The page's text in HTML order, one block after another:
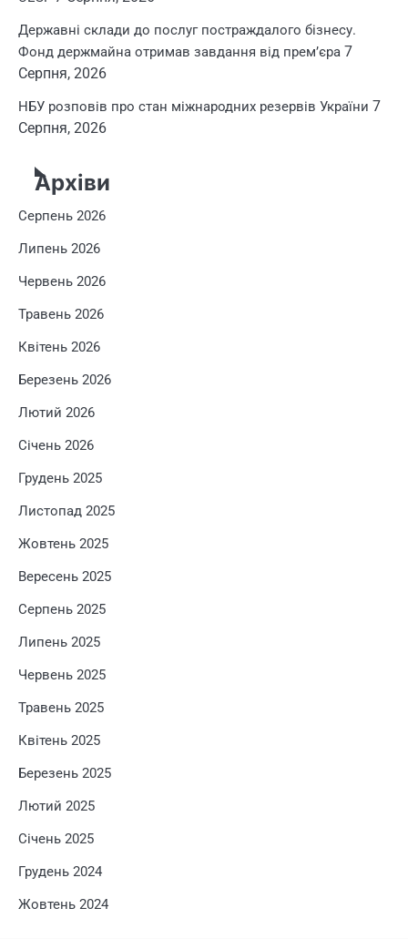
Державні склади до послуг постраждалого бізнесу.
Фонд держмайна отримав завдання від прем’єра 7
Серпня, 2026
НБУ розповів про стан міжнародних резервів України 7
Серпня, 2026
Архіви
Серпень 2026
Липень 2026
Червень 2026
Травень 2026
Квітень 2026
Березень 2026
Лютий 2026
Січень 2026
Грудень 2025
Листопад 2025
Жовтень 2025
Вересень 2025
Серпень 2025
Липень 2025
Червень 2025
Травень 2025
Квітень 2025
Березень 2025
Лютий 2025
Січень 2025
Грудень 2024
Жовтень 2024